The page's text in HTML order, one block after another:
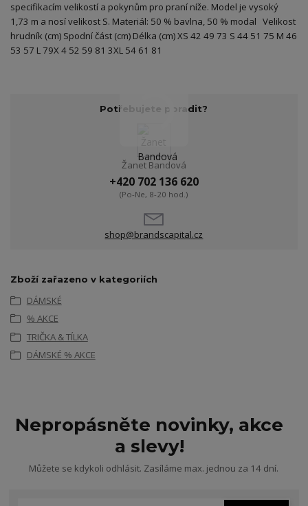
specifikacím velikostí a pokynům pro praní níže. Model je vysoký
1,73 m a nosí velikost S. Materiál: 50 % bavlna, 50 % modal Velikost
hrudník (cm) Spodní část (cm) Délka (cm) XS 42 49 73 S 44 51 75 M 46
53 57 L 79X 4 52 59 81 3XL 54 61 81
Potřebujete poradit?
Žanet Bandová
+420 702 136 620
(Po-Ne, 8-20 hod.)
shop@brandscapital.cz
Zboží zařazeno v kategoriích
DÁMSKÉ
% AKCE
TRIČKA & TÍLKA
DÁMSKÉ % AKCE
Nepropásněte novinky, akce
a slevy!
Můžete se kdykoli odhlásit. Zasíláme max. jednou za 14 dní.